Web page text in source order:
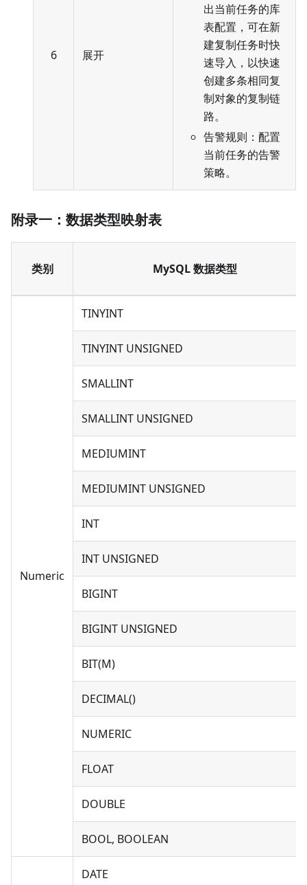
6 展开
出当前任务的库
表配置，可在新
建复制任务时快
速导入，以快速
创建多条相同复
制对象的复制链
路。
告警规则：配置
当前任务的告警
策略。
附录一：数据类型映射表
类别 MySQL 数据类型
Numeric
TINYINT
TINYINT UNSIGNED
SMALLINT
SMALLINT UNSIGNED
MEDIUMINT
MEDIUMINT UNSIGNED
INT
INT UNSIGNED
BIGINT
BIGINT UNSIGNED
BIT(M)
DECIMAL()
NUMERIC
FLOAT
DOUBLE
BOOL, BOOLEAN
DATE